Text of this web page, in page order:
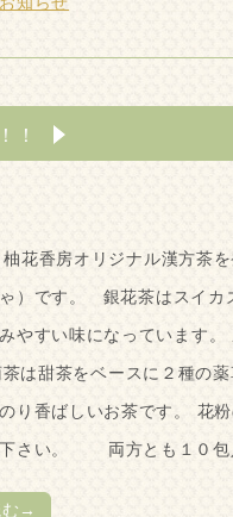
！
花香房オリジナル漢方茶
ゃ）です。 銀花茶はスイカ
やすい味になっています
甜茶をベースに２種の薬
り香ばしいお茶です。 花
下さい。 両方とも１０包
む→